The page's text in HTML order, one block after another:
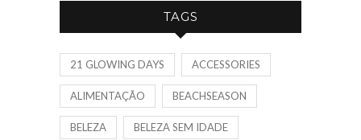
TAGS
21 GLOWING DAYS ACCESSORIES
ALIMENTAÇÃO BEACHSEASON
BELEZA BELEZA SEM IDADE